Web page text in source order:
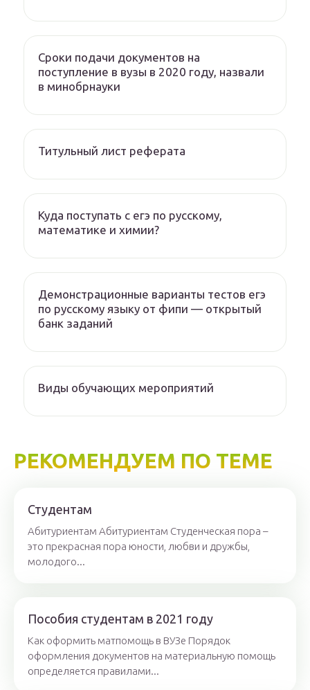
Сроки подачи документов на
поступление в вузы в 2020 году, назвали
в минобрнауки
Титульный лист реферата
Куда поступать с егэ по русскому,
математике и химии?
Демонстрационные варианты тестов егэ
по русскому языку от фипи — открытый
банк заданий
Виды обучающих мероприятий
РЕКОМЕНДУЕМ ПО ТЕМЕ
Студентам
Абитуриентам Абитуриентам Студенческая пора –
это прекрасная пора юности, любви и дружбы,
молодого...
Пособия студентам в 2021 году
Как оформить матпомощь в ВУЗе Порядок
оформления документов на материальную помощь
определяется правилами...